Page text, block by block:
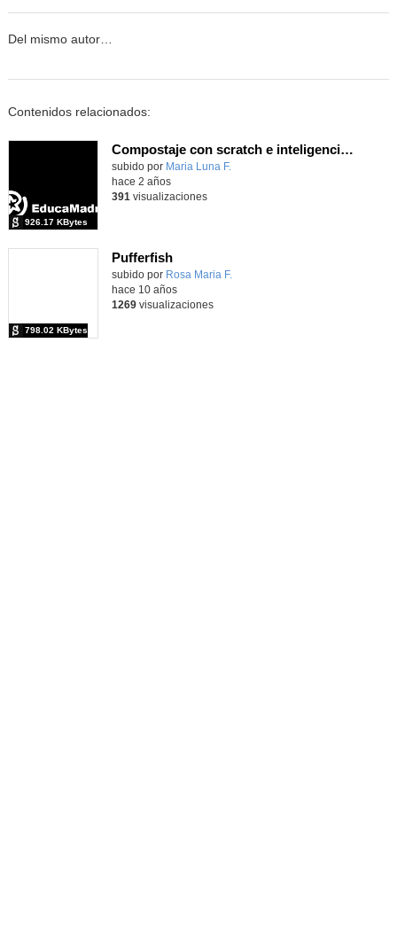
Del mismo autor…
Contenidos relacionados:
Compostaje con scratch e inteligencia atificial
Contenido educativo.
subido por Maria Luna F.
926.17 KBytes
hace 2 años
391 visualizaciones
Pufferfish
subido por Rosa Maria F.
798.02 KBytes
hace 10 años
1269visualizaciones